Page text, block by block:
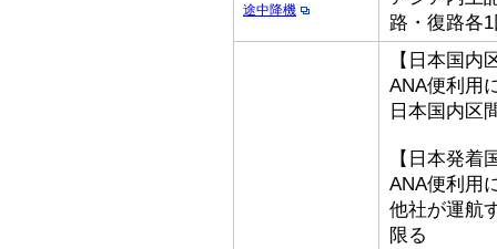
途中降機
路・復路各
【日本国内
ANA便利用
日本国内区
【日本発着
ANA便利用
他社が運航
限る